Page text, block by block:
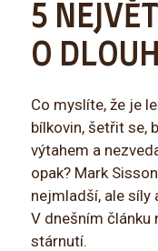
5
O
Co myslíte, že je
bílkovin, šetřit se,
výtahem a
opak? Mark
nejmladší, ale síly
V dnešním článku
stárnutí.